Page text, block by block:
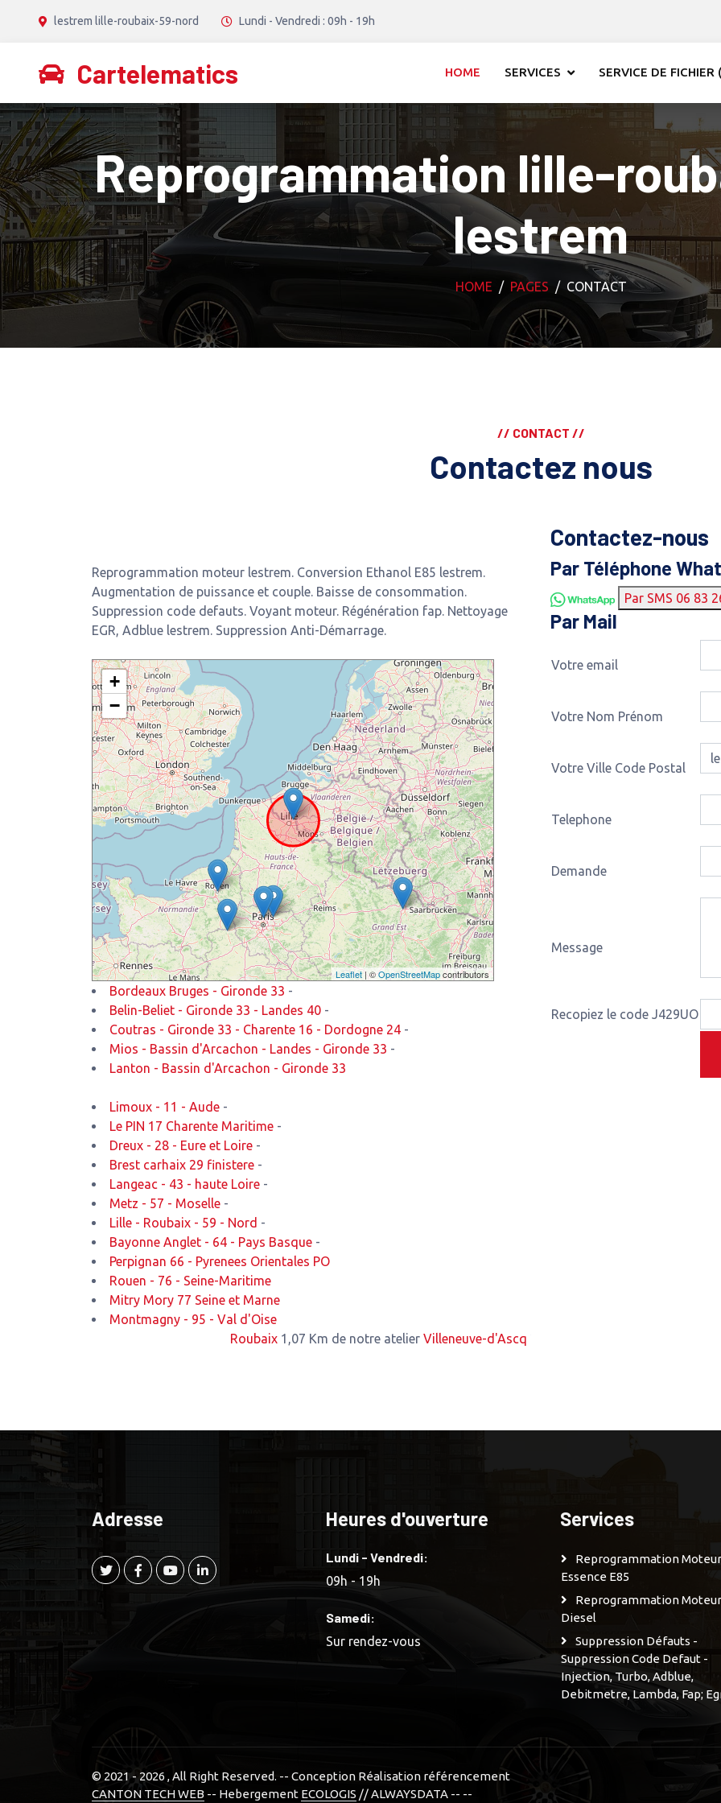
lestrem lille-roubaix-59-nord Lundi - Vendredi : 09h - 19h
Cartelematics HOME SERVICES SERVICE DE FICHIER
Reprogrammation lille-
lestrem
HOME PAGES CONTACT
// CONTACT //
Contactez nous
Reprogrammation moteur lestrem. Conversion Ethanol E85 lestrem.
Augmentation de puissance et couple. Baisse de consommation.
Suppression code defauts. Voyant moteur. Régénération fap. Nettoyage
EGR, Adblue lestrem. Suppression Anti-Démarrage.
+
−
Leaflet| ©OpenStreetMapcontributors
Bordeaux Bruges - Gironde 33 -
Belin-Beliet - Gironde 33 - Landes 40 -
Coutras - Gironde 33 - Charente 16 - Dordogne 24 -
Mios - Bassin d'Arcachon - Landes - Gironde 33 -
Lanton - Bassin d'Arcachon - Gironde 33
Limoux - 11 - Aude -
Le PIN 17 Charente Maritime -
Dreux - 28 - Eure et Loire -
Brest carhaix 29 finistere -
Langeac - 43 - haute Loire -
Metz - 57 - Moselle -
Lille - Roubaix - 59 - Nord -
Bayonne Anglet - 64 - Pays Basque -
Perpignan 66 - Pyrenees Orientales PO
Rouen - 76 - Seine-Maritime
Mitry Mory 77 Seine et Marne
Montmagny - 95 - Val d'Oise
Roubaix1,07 Km de notre atelierVilleneuve-d'Ascq2,47 Km de notre atelier
Contactez-nous
Par Téléphone
Par SMS 06 83
Par Mail
Votre email
Votre Nom Prénom
Votre Ville Code Postal
Telephone
Demande
Message
Recopiez le code J429UO
Adresse Heures d'ouverture
Lundi - Vendredi:
09h - 19h
Samedi:
Sur rendez-vous
Services
Reprogrammation Moteur
Essence E85
Reprogrammation Moteur
Diesel
Suppression Défauts -
Suppression Code Defaut -
Injection, Turbo, Adblue,
Debitmetre, Lambda, Fap;
© 2021 - 2026 , All Right Reserved. -- Conception Réalisation référencement
CANTON TECH WEB -- Hebergement ECOLOGIS // ALWAYSDATA -- --